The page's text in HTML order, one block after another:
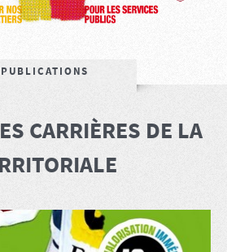
PUBLICATIONS
CARRIÈRES DE LA